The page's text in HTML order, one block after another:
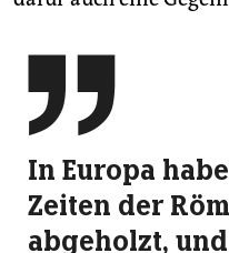

In Europa
Zeiten der
abgeholzt,